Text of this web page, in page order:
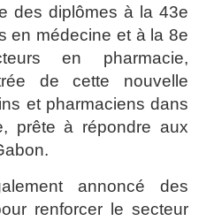
des diplômes à la 43e
en médecine et à la 8e
en pharmacie,
de cette nouvelle
et pharmaciens dans
prête à répondre aux
annoncé des
renforcer le secteur